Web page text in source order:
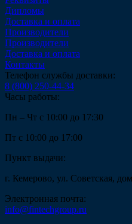
Дипломы
Доставка и оплата
Производители
Производители
Доставка и оплата
Контакты
Телефон службы доставки:
8 (800) 250-44-34
Часы работы:
Пн – Чт с 10:00 до 17:30
Пт с 10:00 до 17:00
Пункт выдачи:
г. Кемерово, ул. Советская,
Электронная почта:
info@fintechgroup.ru